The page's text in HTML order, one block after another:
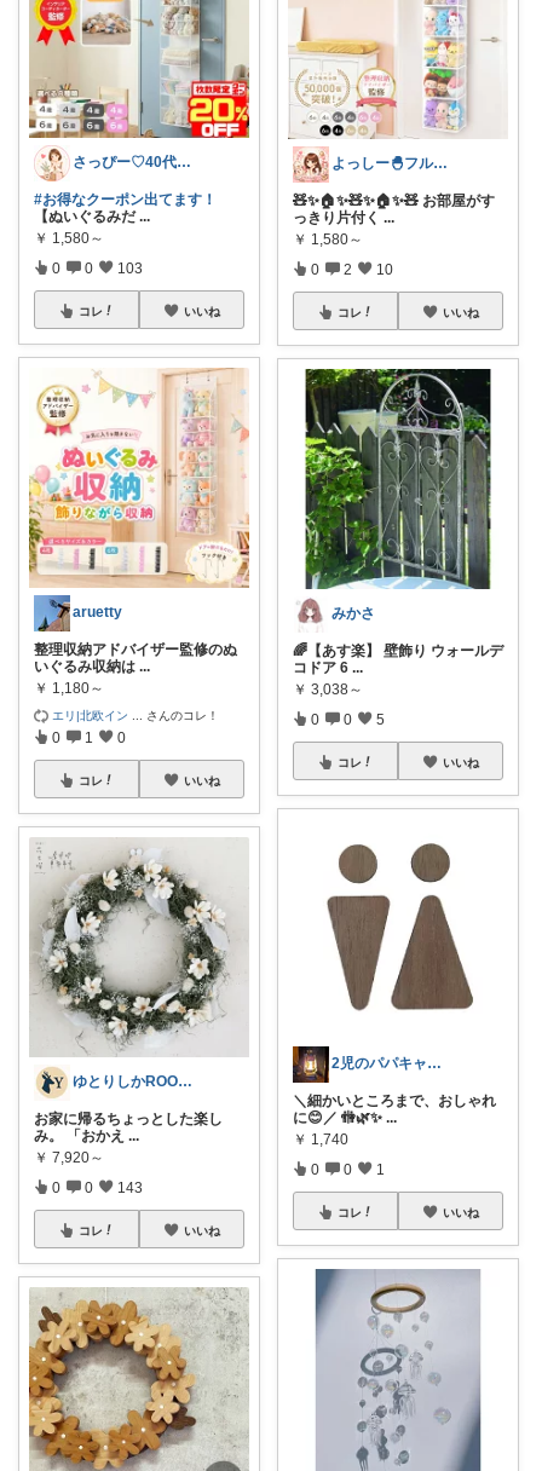
さっぴー♡40代主婦・楽天おすすめ品紹介
#お得なクーポン出てます！
【ぬいぐるみだ ...
￥ 1,580～
0 0 103
コレ いいね
aruetty
整理収納アドバイザー監修のぬ
いぐるみ収納は ...
￥ 1,180～
エリ|北欧イン さんのコレ！
0 1 0
コレ いいね
ゆとりしかROOM🦌しかちゃんセレクト
お家に帰るちょっとした楽し
み。 「おかえ ...
￥ 7,920～
0 0 143
コレ いいね
よっしー🐣フルタイム4児ママ
🧸✨🏠✨🧸✨🏠✨🧸 お部屋がす
っきり片付く ...
￥ 1,580～
0 2 10
コレ いいね
みかさ
🌈【あす楽】 壁飾り ウォールデ
コドア 6 ...
￥ 3,038～
0 0 5
コレ いいね
2児のパパキャンパー
＼細かいところまで、おしゃれ
に😊／ 🚻🌿✨ ...
￥ 1,740
0 0 1
コレ いいね